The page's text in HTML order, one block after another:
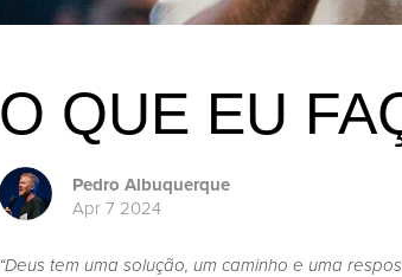
O QUE EU
Pedro Albuquerque
Apr 7 2024
“Deus tem uma solução, um caminho e uma